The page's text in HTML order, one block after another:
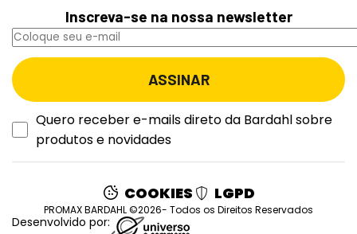
Inscreva-se na nossa newsletter
Quero receber e-mails direto da Bardahl sobre
produtos e novidades
COOKIES LGPD
PROMAX BARDAHL ©2026- Todos os Direitos Reservados
Desenvolvido por: